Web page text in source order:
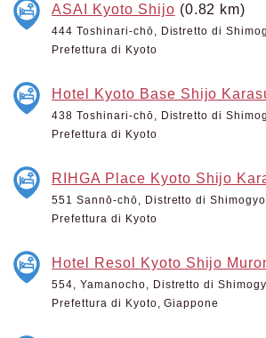
ASAI Kyoto Shijo (0.82 km)
444 Toshinari-chō, Distretto di
Prefettura di Kyoto
Hotel Kyoto Base Shijo
438 Toshinari-chō, Distretto di
Prefettura di Kyoto
RIHGA Place Kyoto Shijo
551 Sannō-chō, Distretto di
Prefettura di Kyoto
Hotel Resol Kyoto Shijo
554, Yamanocho, Distretto di
Prefettura di Kyoto, Giappone